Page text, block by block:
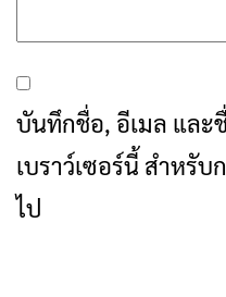
บันทึกชื่อ, อีเมล และ
เบราว์เซอร์นี้ สำหรั
ไป